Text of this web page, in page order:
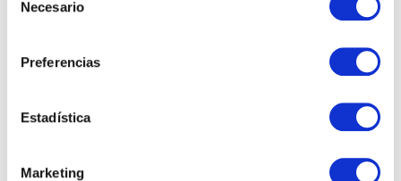
Necesario
Preferencias
Estadística
Marketing